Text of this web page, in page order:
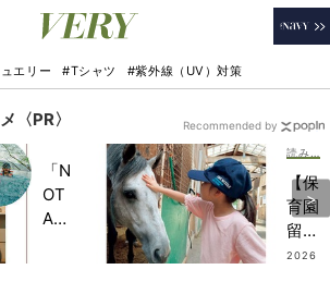
エリー #Tシャツ #紫外線（UV）対策
〈PR〉
「N
OT
A
【保
育園
留
学】
2026
Recommended by